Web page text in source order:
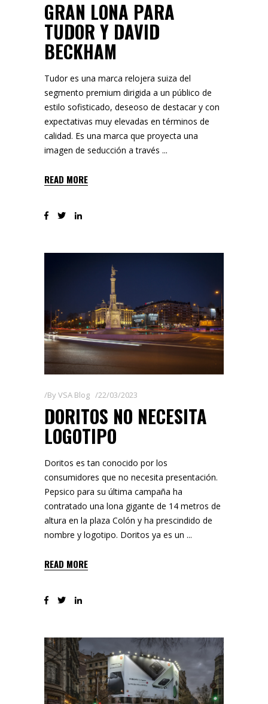
GRAN LONA PARA
TUDOR Y DAVID
BECKHAM
Tudor es una marca relojera suiza del
segmento premium dirigida a un público de
estilo sofisticado, deseoso de destacar y con
expectativas muy elevadas en términos de
calidad. Es una marca que proyecta una
imagen de seducción a través
READ MORE
ByVSA Blog 22/03/2023
DORITOS NO NECESITA
LOGOTIPO
Doritos es tan conocido por los
consumidores que no necesita presentación.
Pepsico para su última campaña ha
contratado una lona gigante de 14 metros de
altura en la plaza Colón y ha prescindido de
nombre y logotipo. Doritos ya es un
READ MORE